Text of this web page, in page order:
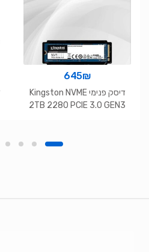
645₪
דיסק פנימי Kingston NVME
2TB 2280 PCIE 3.0 GEN3